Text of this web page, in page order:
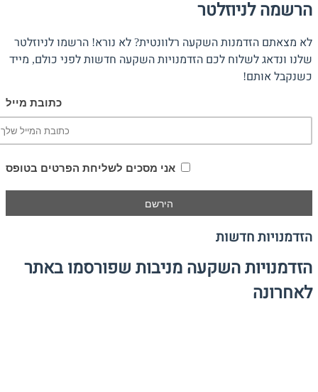
הרשמה לניוזלטר
לא מצאתם הזדמנות השקעה רלוונטית? לא נורא! הרשמו לניוזלטר
שלנו ונדאג לשלוח לכם הזדמנויות השקעה חדשות לפני כולם, מייד
כשנקבל אותם!
כתובת מייל
אני מסכים לשליחת הפרטים בטופס
הזדמנויות חדשות
הזדמנויות השקעה מניבות שפורסמו באתר
לאחרונה